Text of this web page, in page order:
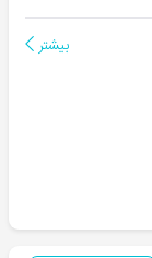
بیشتر